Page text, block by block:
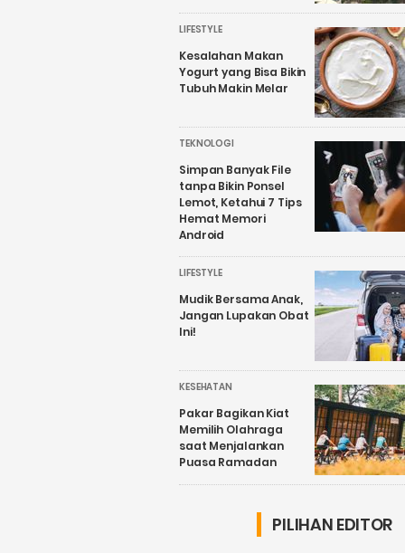
LIFESTYLE
Kesalahan Makan
Yogurt yang Bisa Bikin
Tubuh Makin Melar
TEKNOLOGI
Simpan Banyak File
tanpa Bikin Ponsel
Lemot, Ketahui 7 Tips
Hemat Memori
Android
LIFESTYLE
Mudik Bersama Anak,
Jangan Lupakan Obat
Ini!
KESEHATAN
Pakar Bagikan Kiat
Memilih Olahraga
saat Menjalankan
Puasa Ramadan
PILIHAN EDITOR